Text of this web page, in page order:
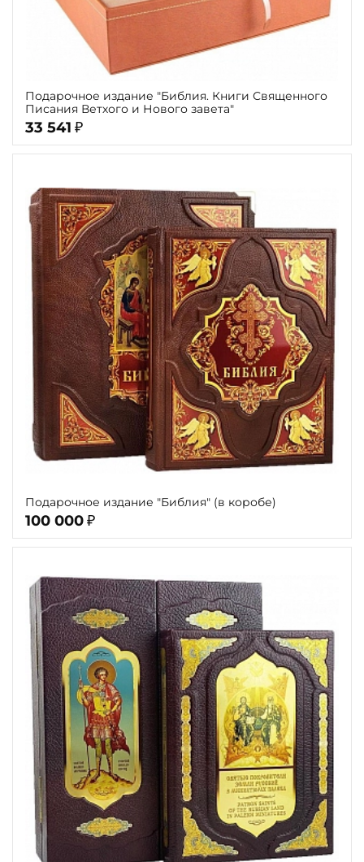
Подарочное издание "Библия. Книги Священного
Писания Ветхого и Нового завета"
33 541 ₽
Подарочное издание "Библия" (в коробе)
100 000 ₽